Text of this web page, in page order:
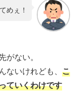
めぇ！
ない。
いけれども、 こ
ていくわけです